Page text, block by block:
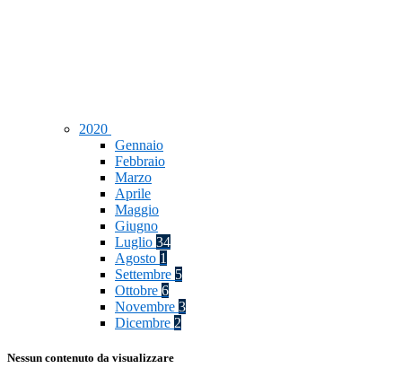
2020
Gennaio
Febbraio
Marzo
Aprile
Maggio
Giugno
Luglio 34
Agosto 1
Settembre 5
Ottobre 6
Novembre 3
Dicembre 2
Nessun contenuto da visualizzare